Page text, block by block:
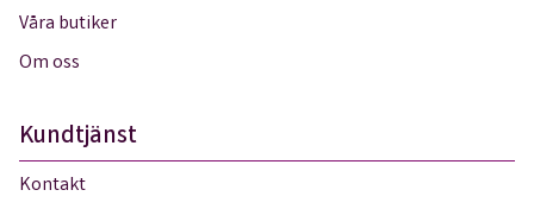
Våra butiker
Om oss
Kundtjänst
Kontakt